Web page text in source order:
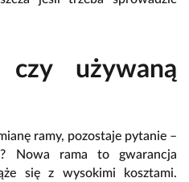
używaną
ramy, pozostaje pytanie –
Nowa rama to gwarancja
się z wysokimi kosztami.